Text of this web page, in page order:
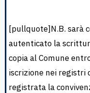
[pullquote]N.B. sarà
autenticato la
copia al Comune
iscrizione nei registri
registrata la